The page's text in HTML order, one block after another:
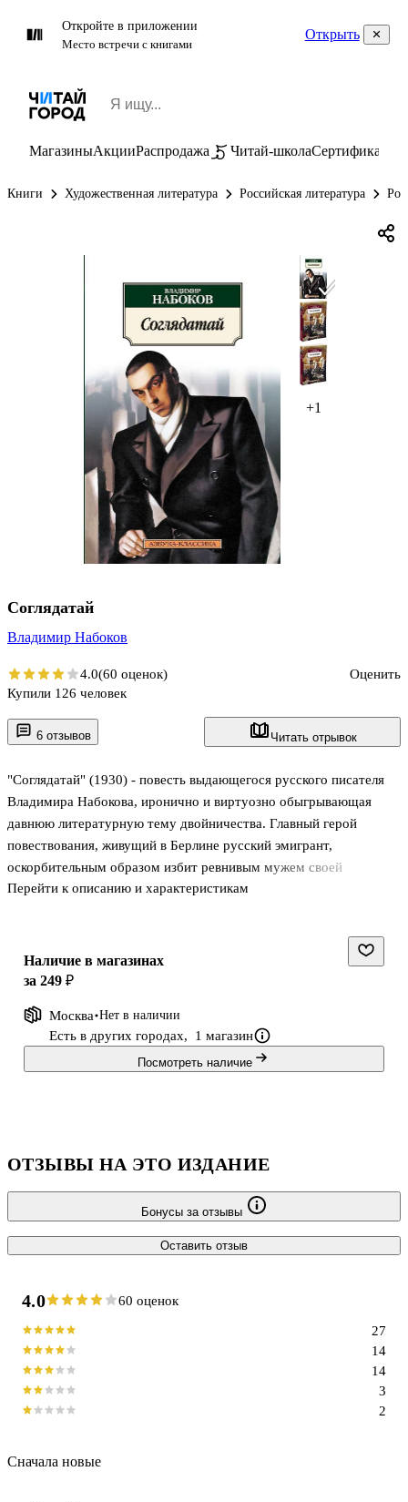
Откройте в приложении
Место встречи с книгами
Открыть
МагазиныАкцииРаспродажа Читай-школаСертификаты
Книги Художественная литература Российская литература
+1
6 отзывов Читать отрывок
"Соглядатай" (1930) - повесть выдающегося русского писателя
Владимира Набокова, иронично и виртуозно обыгрывающая
давнюю литературную тему двойничества. Главный герой
повествования, живущий в Берлине русский эмигрант,
оскорбительным образом избит ревнивым мужем своей
любовницы и, не в силах пережить унижения, решается на
прежде людей, переживает неразделенную любовь и внимательно
соглядатайствует за человеком по фамилии Смуров, загадку
повести. .
Перейти к описанию и характеристикам
Соглядатай
Владимир Набоков
4.0(60 оценок)
Оценить
Купили 126 человек
Наличие в магазинах
за 249 ₽
Москва Нет в наличии
Есть в других городах, 1 магазин
Посмотреть наличие
ОТЗЫВЫ НА ЭТО ИЗДАНИЕ
Бонусы за отзывы
Оставить отзыв
4.0 60 оценок
2
3
14
14
27
Сначала новые